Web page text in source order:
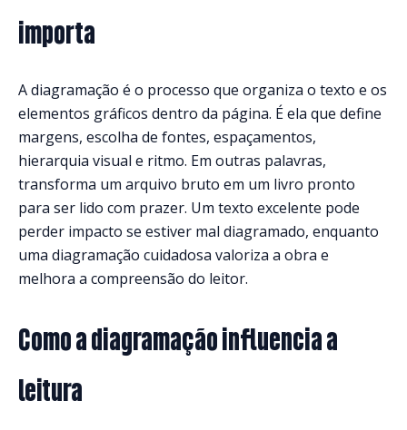
importa
A diagramação é o processo que organiza o texto e os
elementos gráficos dentro da página. É ela que define
margens, escolha de fontes, espaçamentos,
hierarquia visual e ritmo. Em outras palavras,
transforma um arquivo bruto em um livro pronto
para ser lido com prazer. Um texto excelente pode
perder impacto se estiver mal diagramado, enquanto
uma diagramação cuidadosa valoriza a obra e
melhora a compreensão do leitor.
Como a diagramação influencia a
leitura